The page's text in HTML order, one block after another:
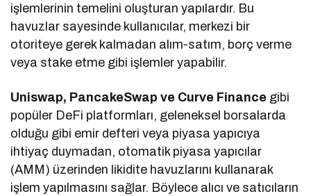
işlemlerinin temelini oluşturan yapılardır. Bu
havuzlar sayesinde kullanıcılar, merkezi bir
otoriteye gerek kalmadan alım-satım, borç verme
veya stake etme gibi işlemler yapabilir.
Uniswap, PancakeSwap ve Curve Finance gibi
popüler DeFi platformları, geleneksel borsalarda
olduğu gibi emir defteri veya piyasa yapıcıya
ihtiyaç duymadan, otomatik piyasa yapıcılar
(AMM) üzerinden likidite havuzlarını kullanarak
işlem yapılmasını sağlar. Böylece alıcı ve satıcıların